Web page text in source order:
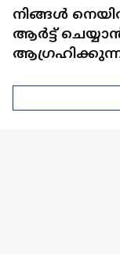
നിങ്ങൾ
ആർട്ട്
Nail Art |